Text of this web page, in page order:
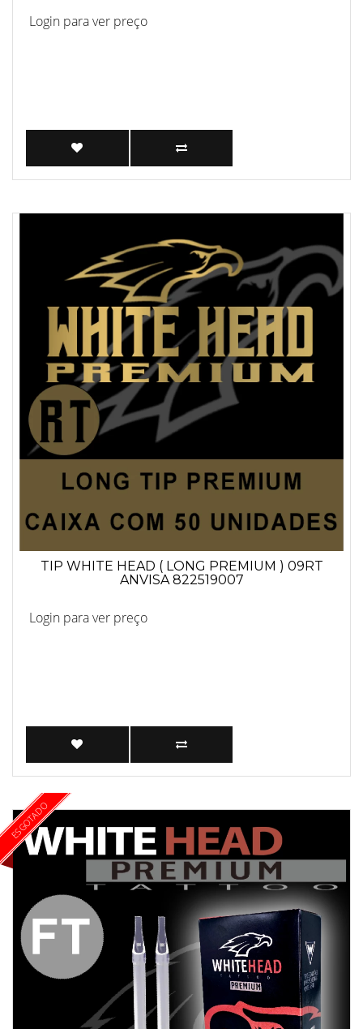
Login para ver preço
TIP WHITE HEAD ( LONG PREMIUM ) 09RT
ANVISA 822519007
Login para ver preço
ESGOTADO